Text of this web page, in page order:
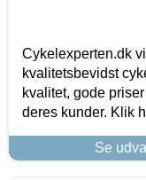
Cykelexperten.dk
kvalitetsbevidst
kvalitet, gode
deres kunder. Klik
Se